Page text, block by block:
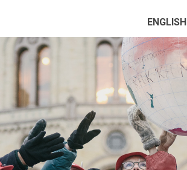
ENGLISH